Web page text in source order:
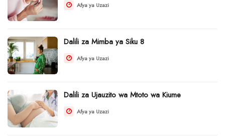
Afya ya Uzazi
Dalili za Mimba ya Siku 8
Afya ya Uzazi
Dalili za Ujauzito wa Mtoto wa Kiume
Afya ya Uzazi